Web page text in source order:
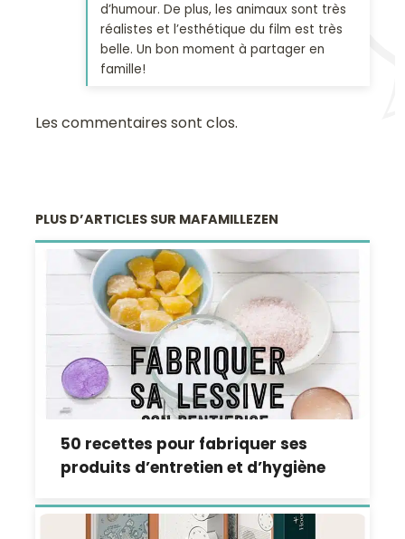
d’humour. De plus, les animaux sont très
réalistes et l’esthétique du film est très
belle. Un bon moment à partager en
famille!
Les commentaires sont clos.
PLUS D’ARTICLES SUR MAFAMILLEZEN
50 recettes pour fabriquer ses
produits d’entretien et d’hygiène